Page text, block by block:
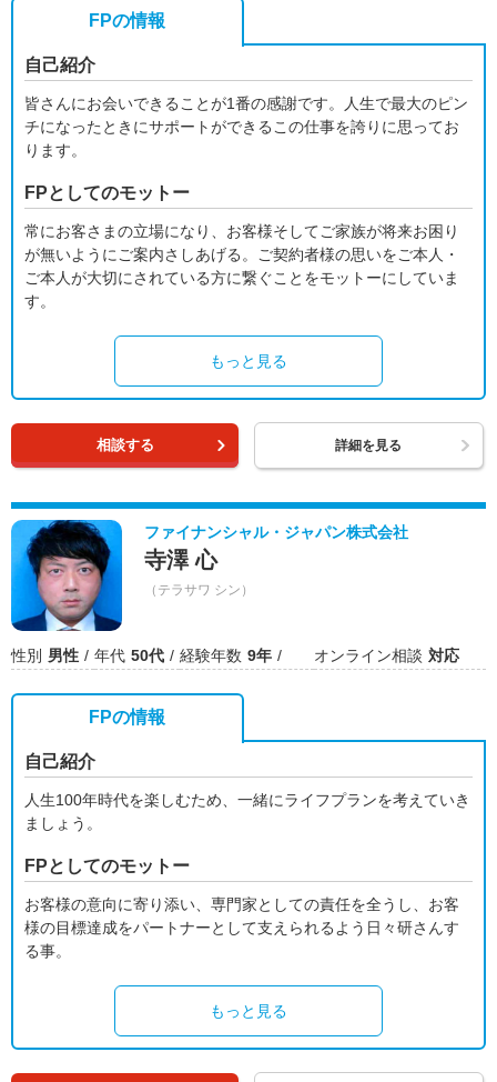
FPの情報
自己紹介
皆さんにお会いできることが1番の感謝です。人生で最大のピン
チになったときにサポートができるこの仕事を誇りに思ってお
ります。
FPとしてのモットー
常にお客さまの立場になり、お客様そしてご家族が将来お困り
が無いようにご案内さしあげる。ご契約者様の思いをご本人・
ご本人が大切にされている方に繋ぐことをモットーにしていま
す。
もっと見る
相談する 詳細を見る
ファイナンシャル・ジャパン株式会社
寺澤 心
（テラサワ シン）
性別 男性 年代 50代 経験年数 9年 オンライン相談 対応
FPの情報
自己紹介
人生100年時代を楽しむため、一緒にライフプランを考えていき
ましょう。
FPとしてのモットー
お客様の意向に寄り添い、専門家としての責任を全うし、お客
様の目標達成をパートナーとして支えられるよう日々研さんす
る事。
もっと見る